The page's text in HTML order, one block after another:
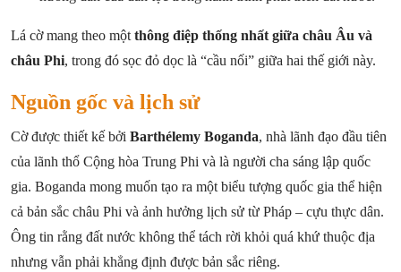
Lá cờ mang theo một thông điệp thống nhất giữa châu Âu và
châu Phi, trong đó sọc đỏ dọc là “cầu nối” giữa hai thế giới này.
Nguồn gốc và lịch sử
Cờ được thiết kế bởi Barthélemy Boganda, nhà lãnh đạo đầu tiên
của lãnh thổ Cộng hòa Trung Phi và là người cha sáng lập quốc
gia. Boganda mong muốn tạo ra một biểu tượng quốc gia thể hiện
cả bản sắc châu Phi và ảnh hưởng lịch sử từ Pháp – cựu thực dân.
Ông tin rằng đất nước không thể tách rời khỏi quá khứ thuộc địa
nhưng vẫn phải khẳng định được bản sắc riêng.